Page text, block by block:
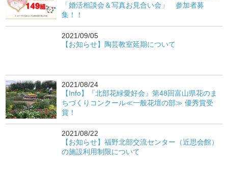
「婚活相談会＆写真お見合い会」 参加者募
集！！
2021/09/05
【お知らせ】陶芸教室延期について
2021/08/24
【Info】『北部花緑愛好会』第48回富山県花のま
ちづくりコンクール≪一般花壇の部≫ 優秀賞受
賞！
2021/08/22
【お知らせ】福野北部交流センター（近思会館）
の施設利用制限について